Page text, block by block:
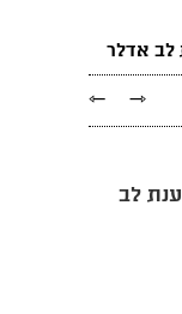
לב אדלר
→
←
לב